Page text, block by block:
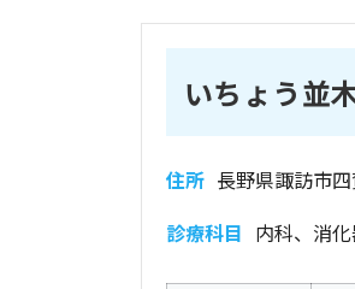
いちょう並
住所 長野県諏訪市
診療科目 内科、消